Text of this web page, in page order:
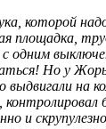
которой
площадка,
одним
Но у
выдвигали на
и